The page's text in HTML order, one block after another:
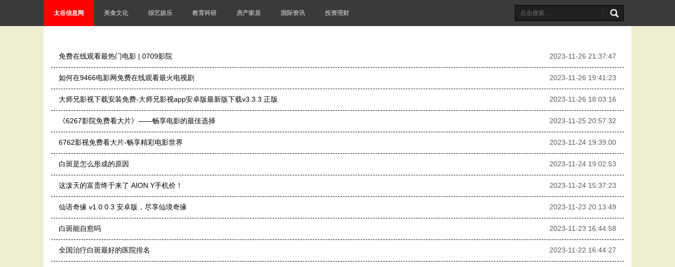
太谷信息网 美食文化 综艺娱乐 教育科研 房产家居 国际资讯 投资理财
免费在线观看最热门电影 | 0709影院 2023-11-26 21:37:47
如何在9466电影网免费在线观看最火电视剧 2023-11-26 19:41:23
大师兄影视下载安装免费-大师兄影视app安卓版最新版下载v3.3.3 正版 2023-11-26 18:03:16
《6267影院免费看大片》——畅享电影的最佳选择 2023-11-25 20:57:32
6762影视免费看大片-畅享精彩电影世界 2023-11-24 19:39:00
白斑是怎么形成的原因 2023-11-24 19:02:53
这泼天的富贵终于来了 AION Y手机价！ 2023-11-24 15:37:23
仙语奇缘 v1.0.0.3 安卓版，尽享仙境奇缘 2023-11-23 20:13:49
白斑能自愈吗 2023-11-23 16:44:58
全国治疗白斑最好的医院排名 2023-11-22 16:44:27